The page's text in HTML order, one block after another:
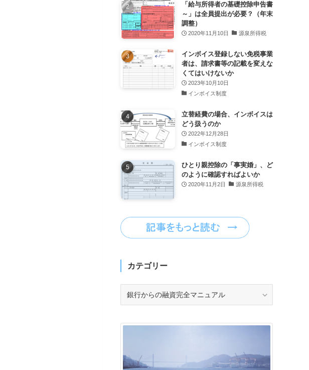
「給与所得者の基礎控除申告書
～」は全員提出が必要？（年末
調整）
2020年11月10日 源泉所得税
インボイス登録しない免税事業
者は、請求書等の記載を変えな
くてはいけないか
2023年10月10日
インボイス制度
立替経費の場合、インボイスは
どう扱うのか
2022年12月28日
インボイス制度
ひとり親控除の「事実婚」、ど
のように確認すればよいか
2020年11月2日 源泉所得税
カテゴリー
リ